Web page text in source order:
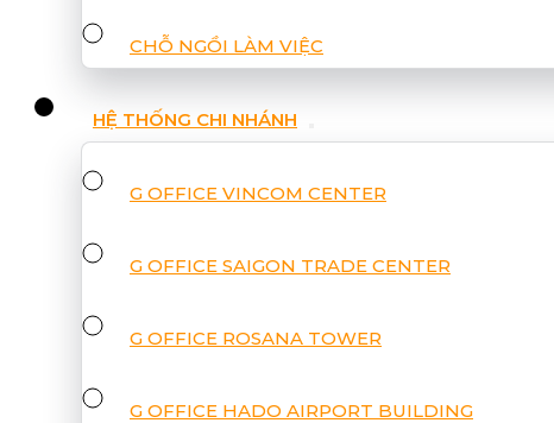
CHỖ NGỒI LÀM VIỆC
HỆ THỐNG CHI NHÁNH
G OFFICE VINCOM CENTER
G OFFICE SAIGON TRADE CENTER
G OFFICE ROSANA TOWER
G OFFICE HADO AIRPORT BUILDING